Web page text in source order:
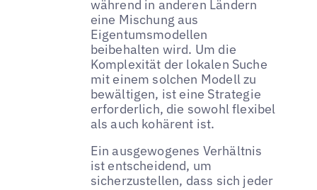
während in anderen Ländern
eine Mischung aus
Eigentumsmodellen
beibehalten wird. Um die
Komplexität der lokalen Suche
mit einem solchen Modell zu
bewältigen, ist eine Strategie
erforderlich, die sowohl flexibel
als auch kohärent ist.
Ein ausgewogenes Verhältnis
ist entscheidend, um
sicherzustellen, dass sich jeder